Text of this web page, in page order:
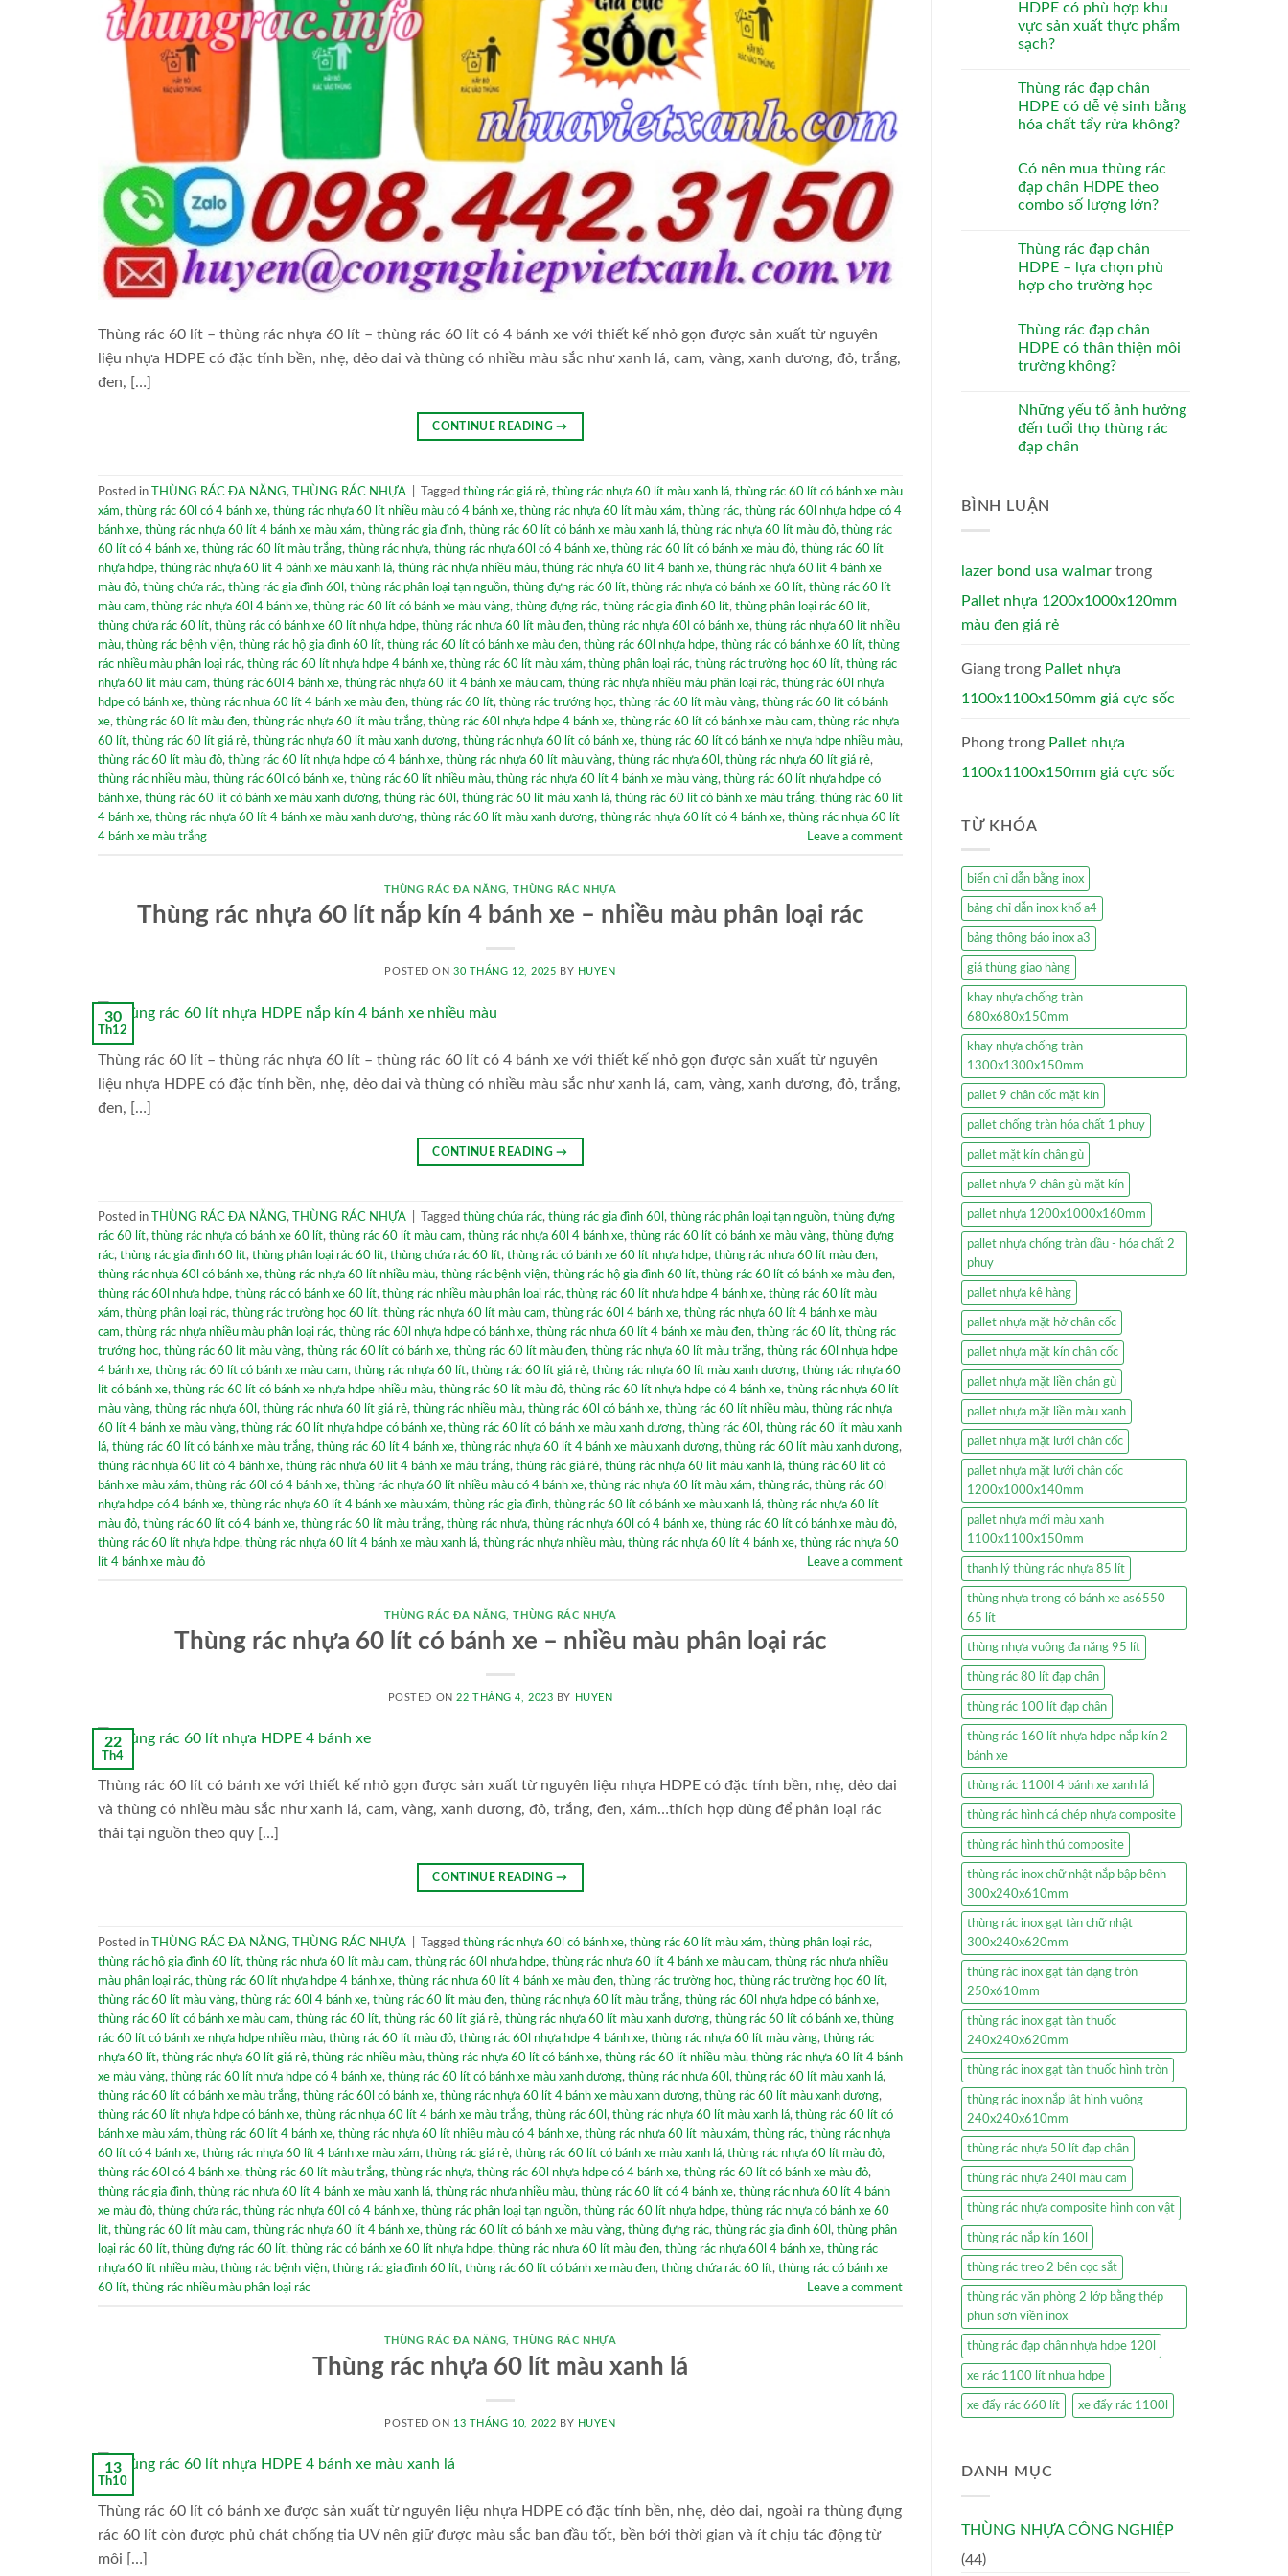
Thùng rác 60 lít – thùng rác nhựa 60 lít – thùng rác 60 lít có 4 bánh xe với thiết kế nhỏ gọn được sản xuất từ nguyên
liệu nhựa HDPE có đặc tính bền, nhẹ, dẻo dai và thùng có nhiều màu sắc như xanh lá, cam, vàng, xanh dương, đỏ, trắng,
đen, […]
CONTINUE READING→
Posted in THÙNG RÁC ĐA NĂNG, THÙNG RÁC NHỰA Tagged thùng rác giá rẻ, thùng rác nhựa 60 lít màu xanh lá, thùng rác 60 lít có bánh xe màu
xám, thùng rác 60l có 4 bánh xe, thùng rác nhựa 60 lít nhiều màu có 4 bánh xe, thùng rác nhựa 60 lít màu xám, thùng rác, thùng rác 60l nhựa hdpe có 4
bánh xe, thùng rác nhựa 60 lít 4 bánh xe màu xám, thùng rác gia đình, thùng rác 60 lít có bánh xe màu xanh lá, thùng rác nhựa 60 lít màu đỏ, thùng rác
60 lít có 4 bánh xe, thùng rác 60 lít màu trắng, thùng rác nhựa, thùng rác nhựa 60l có 4 bánh xe, thùng rác 60 lít có bánh xe màu đỏ, thùng rác 60 lít
nhựa hdpe, thùng rác nhựa 60 lít 4 bánh xe màu xanh lá, thùng rác nhựa nhiều màu, thùng rác nhựa 60 lít 4 bánh xe, thùng rác nhựa 60 lít 4 bánh xe
màu đỏ, thùng chứa rác, thùng rác gia đình 60l , thùng rác phân loại tạn nguồn, thùng đựng rác 60 lít, thùng rác nhựa có bánh xe 60 lít, thùng rác 60 lít
màu cam, thùng rác nhựa 60l 4 bánh xe, thùng rác 60 lít có bánh xe màu vàng, thùng đựng rác, thùng rác gia đình 60 lít, thùng phân loại rác 60 lít,
thùng chứa rác 60 lít, thùng rác có bánh xe 60 lít nhựa hdpe, thùng rác nhưa 60 lít màu đen, thùng rác nhựa 60l có bánh xe, thùng rác nhựa 60 lít nhiều
màu, thùng rác bệnh viện, thùng rác hộ gia đình 60 lít, thùng rác 60 lít có bánh xe màu đen, thùng rác 60l nhựa hdpe, thùng rác có bánh xe 60 lít, thùng
rác nhiều màu phân loại rác, thùng rác 60 lít nhựa hdpe 4 bánh xe, thùng rác 60 lít màu xám, thùng phân loại rác, thùng rác trường học 60 lít, thùng rác
nhựa 60 lít màu cam, thùng rác 60l 4 bánh xe, thùng rác nhựa 60 lít 4 bánh xe màu cam, thùng rác nhựa nhiều màu phân loại rác, thùng rác 60l nhựa
hdpe có bánh xe, thùng rác nhưa 60 lít 4 bánh xe màu đen, thùng rác 60 lít, thùng rác trướng học, thùng rác 60 lít màu vàng, thùng rác 60 lít có bánh
xe, thùng rác 60 lít màu đen, thùng rác nhựa 60 lít màu trắng, thùng rác 60l nhựa hdpe 4 bánh xe, thùng rác 60 lít có bánh xe màu cam, thùng rác nhựa
60 lít, thùng rác 60 lít giá rẻ, thùng rác nhựa 60 lít màu xanh dương, thùng rác nhựa 60 lít có bánh xe, thùng rác 60 lít có bánh xe nhựa hdpe nhiều màu,
thùng rác 60 lít màu đỏ, thùng rác 60 lít nhựa hdpe có 4 bánh xe, thùng rác nhựa 60 lít màu vàng, thùng rác nhựa 60l , thùng rác nhựa 60 lít giá rẻ,
thùng rác nhiều màu, thùng rác 60l có bánh xe, thùng rác 60 lít nhiều màu, thùng rác nhựa 60 lít 4 bánh xe màu vàng, thùng rác 60 lít nhựa hdpe có
bánh xe, thùng rác 60 lít có bánh xe màu xanh dương, thùng rác 60l , thùng rác 60 lít màu xanh lá, thùng rác 60 lít có bánh xe màu trắng, thùng rác 60 lít
4 bánh xe, thùng rác nhựa 60 lít 4 bánh xe màu xanh dương, thùng rác 60 lít màu xanh dương, thùng rác nhựa 60 lít có 4 bánh xe, thùng rác nhựa 60 lít
4 bánh xe màu trắng
Leave a comment
THÙNG RÁC ĐA NĂNG ,THÙNG RÁC NHỰA
Thùng rác nhựa 60 lít nắp kín 4 bánh xe – nhiều màu phân loại rác
POSTED ON 30 THÁNG 12, 2025 BY HUYEN
30
Th12
Thùng rác 60 lít – thùng rác nhựa 60 lít – thùng rác 60 lít có 4 bánh xe với thiết kế nhỏ gọn được sản xuất từ nguyên
liệu nhựa HDPE có đặc tính bền, nhẹ, dẻo dai và thùng có nhiều màu sắc như xanh lá, cam, vàng, xanh dương, đỏ, trắng,
đen, […]
CONTINUE READING→
Posted in THÙNG RÁC ĐA NĂNG, THÙNG RÁC NHỰA Tagged thùng chứa rác, thùng rác gia đình 60l , thùng rác phân loại tạn nguồn, thùng đựng
rác 60 lít, thùng rác nhựa có bánh xe 60 lít, thùng rác 60 lít màu cam, thùng rác nhựa 60l 4 bánh xe, thùng rác 60 lít có bánh xe màu vàng, thùng đựng
rác, thùng rác gia đình 60 lít, thùng phân loại rác 60 lít, thùng chứa rác 60 lít, thùng rác có bánh xe 60 lít nhựa hdpe, thùng rác nhưa 60 lít màu đen,
thùng rác nhựa 60l có bánh xe, thùng rác nhựa 60 lít nhiều màu, thùng rác bệnh viện, thùng rác hộ gia đình 60 lít, thùng rác 60 lít có bánh xe màu đen,
thùng rác 60l nhựa hdpe, thùng rác có bánh xe 60 lít, thùng rác nhiều màu phân loại rác, thùng rác 60 lít nhựa hdpe 4 bánh xe, thùng rác 60 lít màu
xám, thùng phân loại rác, thùng rác trường học 60 lít, thùng rác nhựa 60 lít màu cam, thùng rác 60l 4 bánh xe, thùng rác nhựa 60 lít 4 bánh xe màu
cam, thùng rác nhựa nhiều màu phân loại rác, thùng rác 60l nhựa hdpe có bánh xe, thùng rác nhưa 60 lít 4 bánh xe màu đen, thùng rác 60 lít, thùng rác
trướng học, thùng rác 60 lít màu vàng, thùng rác 60 lít có bánh xe, thùng rác 60 lít màu đen, thùng rác nhựa 60 lít màu trắng, thùng rác 60l nhựa hdpe
4 bánh xe, thùng rác 60 lít có bánh xe màu cam, thùng rác nhựa 60 lít, thùng rác 60 lít giá rẻ, thùng rác nhựa 60 lít màu xanh dương, thùng rác nhựa 60
lít có bánh xe, thùng rác 60 lít có bánh xe nhựa hdpe nhiều màu, thùng rác 60 lít màu đỏ, thùng rác 60 lít nhựa hdpe có 4 bánh xe, thùng rác nhựa 60 lít
màu vàng, thùng rác nhựa 60l , thùng rác nhựa 60 lít giá rẻ, thùng rác nhiều màu, thùng rác 60l có bánh xe, thùng rác 60 lít nhiều màu, thùng rác nhựa
60 lít 4 bánh xe màu vàng, thùng rác 60 lít nhựa hdpe có bánh xe, thùng rác 60 lít có bánh xe màu xanh dương, thùng rác 60l , thùng rác 60 lít màu xanh
lá, thùng rác 60 lít có bánh xe màu trắng, thùng rác 60 lít 4 bánh xe, thùng rác nhựa 60 lít 4 bánh xe màu xanh dương, thùng rác 60 lít màu xanh dương,
thùng rác nhựa 60 lít có 4 bánh xe, thùng rác nhựa 60 lít 4 bánh xe màu trắng, thùng rác giá rẻ, thùng rác nhựa 60 lít màu xanh lá, thùng rác 60 lít có
bánh xe màu xám, thùng rác 60l có 4 bánh xe, thùng rác nhựa 60 lít nhiều màu có 4 bánh xe, thùng rác nhựa 60 lít màu xám, thùng rác, thùng rác 60l
nhựa hdpe có 4 bánh xe, thùng rác nhựa 60 lít 4 bánh xe màu xám, thùng rác gia đình, thùng rác 60 lít có bánh xe màu xanh lá, thùng rác nhựa 60 lít
màu đỏ, thùng rác 60 lít có 4 bánh xe, thùng rác 60 lít màu trắng, thùng rác nhựa, thùng rác nhựa 60l có 4 bánh xe, thùng rác 60 lít có bánh xe màu đỏ,
thùng rác 60 lít nhựa hdpe, thùng rác nhựa 60 lít 4 bánh xe màu xanh lá, thùng rác nhựa nhiều màu, thùng rác nhựa 60 lít 4 bánh xe, thùng rác nhựa 60
lít 4 bánh xe màu đỏ
Leave a comment
THÙNG RÁC ĐA NĂNG ,THÙNG RÁC NHỰA
Thùng rác nhựa 60 lít có bánh xe – nhiều màu phân loại rác
POSTED ON22 THÁNG 4, 2023 BY HUYEN
22
Th4
Thùng rác 60 lít có bánh xe với thiết kế nhỏ gọn được sản xuất từ nguyên liệu nhựa HDPE có đặc tính bền, nhẹ, dẻo dai
và thùng có nhiều màu sắc như xanh lá, cam, vàng, xanh dương, đỏ, trắng, đen, xám…thích hợp dùng để phân loại rác
thải tại nguồn theo quy […]
CONTINUE READING→
Posted in THÙNG RÁC ĐA NĂNG, THÙNG RÁC NHỰA Tagged thùng rác nhựa 60l có bánh xe, thùng rác 60 lít màu xám, thùng phân loại rác,
thùng rác hộ gia đình 60 lít, thùng rác nhựa 60 lít màu cam, thùng rác 60l nhựa hdpe, thùng rác nhựa 60 lít 4 bánh xe màu cam, thùng rác nhựa nhiều
màu phân loại rác, thùng rác 60 lít nhựa hdpe 4 bánh xe, thùng rác nhưa 60 lít 4 bánh xe màu đen, thùng rác trường học, thùng rác trường học 60 lít,
thùng rác 60 lít màu vàng, thùng rác 60l 4 bánh xe, thùng rác 60 lít màu đen, thùng rác nhựa 60 lít màu trắng, thùng rác 60l nhựa hdpe có bánh xe,
thùng rác 60 lít có bánh xe màu cam, thùng rác 60 lít, thùng rác 60 lít giá rẻ, thùng rác nhựa 60 lít màu xanh dương, thùng rác 60 lít có bánh xe, thùng
rác 60 lít có bánh xe nhựa hdpe nhiều màu, thùng rác 60 lít màu đỏ, thùng rác 60l nhựa hdpe 4 bánh xe, thùng rác nhựa 60 lít màu vàng, thùng rác
nhựa 60 lít, thùng rác nhựa 60 lít giá rẻ, thùng rác nhiều màu, thùng rác nhựa 60 lít có bánh xe, thùng rác 60 lít nhiều màu, thùng rác nhựa 60 lít 4 bánh
xe màu vàng, thùng rác 60 lít nhựa hdpe có 4 bánh xe, thùng rác 60 lít có bánh xe màu xanh dương, thùng rác nhựa 60l , thùng rác 60 lít màu xanh lá,
thùng rác 60 lít có bánh xe màu trắng, thùng rác 60l có bánh xe, thùng rác nhựa 60 lít 4 bánh xe màu xanh dương, thùng rác 60 lít màu xanh dương,
thùng rác 60 lít nhựa hdpe có bánh xe, thùng rác nhựa 60 lít 4 bánh xe màu trắng, thùng rác 60l , thùng rác nhựa 60 lít màu xanh lá, thùng rác 60 lít có
bánh xe màu xám, thùng rác 60 lít 4 bánh xe, thùng rác nhựa 60 lít nhiều màu có 4 bánh xe, thùng rác nhựa 60 lít màu xám, thùng rác, thùng rác nhựa
60 lít có 4 bánh xe, thùng rác nhựa 60 lít 4 bánh xe màu xám, thùng rác giá rẻ, thùng rác 60 lít có bánh xe màu xanh lá, thùng rác nhựa 60 lít màu đỏ,
thùng rác 60l có 4 bánh xe, thùng rác 60 lít màu trắng, thùng rác nhựa, thùng rác 60l nhựa hdpe có 4 bánh xe, thùng rác 60 lít có bánh xe màu đỏ,
thùng rác gia đình, thùng rác nhựa 60 lít 4 bánh xe màu xanh lá, thùng rác nhựa nhiều màu, thùng rác 60 lít có 4 bánh xe, thùng rác nhựa 60 lít 4 bánh
xe màu đỏ, thùng chứa rác, thùng rác nhựa 60l có 4 bánh xe, thùng rác phân loại tạn nguồn, thùng rác 60 lít nhựa hdpe, thùng rác nhựa có bánh xe 60
lít, thùng rác 60 lít màu cam, thùng rác nhựa 60 lít 4 bánh xe, thùng rác 60 lít có bánh xe màu vàng, thùng đựng rác, thùng rác gia đình 60l , thùng phân
loại rác 60 lít, thùng đựng rác 60 lít, thùng rác có bánh xe 60 lít nhựa hdpe, thùng rác nhưa 60 lít màu đen, thùng rác nhựa 60l 4 bánh xe, thùng rác
nhựa 60 lít nhiều màu, thùng rác bệnh viện, thùng rác gia đình 60 lít, thùng rác 60 lít có bánh xe màu đen, thùng chứa rác 60 lít, thùng rác có bánh xe
60 lít, thùng rác nhiều màu phân loại rác Leave a comment
THÙNG RÁC ĐA NĂNG ,THÙNG RÁC NHỰA
Thùng rác nhựa 60 lít màu xanh lá
POSTED ON 13 THÁNG 10, 2022 BY HUYEN
13
Th10
Thùng rác 60 lít có bánh xe được sản xuất từ nguyên liệu nhựa HDPE có đặc tính bền, nhẹ, dẻo dai, ngoài ra thùng đựng
rác 60 lít còn được phủ chát chống tia UV nên giữ được màu sắc ban đầu tốt, bền bới thời gian và ít chịu tác động từ
môi […]
HDPE có phù hợp khu
vực sản xuất thực phẩm
sạch?
Thùng rác đạp chân
HDPE có dễ vệ sinh bằng
hóa chất tẩy rửa không?
Có nên mua thùng rác
đạp chân HDPE theo
combo số lượng lớn?
Thùng rác đạp chân
HDPE – lựa chọn phù
hợp cho trường học
Thùng rác đạp chân
HDPE có thân thiện môi
trường không?
Những yếu tố ảnh hưởng
đến tuổi thọ thùng rác
đạp chân
BÌNH LUẬN
lazer bond usa walmar trong
Pallet nhựa 1200x1000x120mm
màu đen giá rẻ
Giang trong Pallet nhựa
1100x1100x150mm giá cực sốc
Phong trong Pallet nhựa
1100x1100x150mm giá cực sốc
TỪ KHÓA
biển chỉ dẫn bằng inox
bảng chỉ dẫn inox khổ a4
bảng thông báo inox a3
giá thùng giao hàng
khay nhựa chống tràn
680x680x150mm
khay nhựa chống tràn
1300x1300x150mm
pallet 9 chân cốc mặt kín
pallet chống tràn hóa chất 1 phuy
pallet mặt kín chân gù
pallet nhựa 9 chân gù mặt kín
pallet nhựa 1200x1000x160mm
pallet nhựa chống tràn dầu - hóa chất 2
phuy
pallet nhựa kê hàng
pallet nhựa mặt hở chân cốc
pallet nhựa mặt kín chân cốc
pallet nhựa mặt liền chân gù
pallet nhựa mặt liền màu xanh
pallet nhựa mặt lưới chân cốc
pallet nhựa mặt lưới chân cốc
1200x1000x140mm
pallet nhựa mới màu xanh
1100x1100x150mm
thanh lý thùng rác nhựa 85 lít
thùng nhựa trong có bánh xe as6550
65 lít
thùng nhựa vuông đa năng 95 lít
thùng rác 80 lít đạp chân
thùng rác 100 lít đạp chân
thùng rác 160 lít nhựa hdpe nắp kín 2
bánh xe
thùng rác 1100l 4 bánh xe xanh lá
thùng rác hình cá chép nhựa composite
thùng rác hình thú composite
thùng rác inox chữ nhật nắp bập bênh
300x240x610mm
thùng rác inox gạt tàn chữ nhật
300x240x620mm
thùng rác inox gạt tàn dạng tròn
250x610mm
thùng rác inox gạt tàn thuốc
240x240x620mm
thùng rác inox gạt tàn thuốc hình tròn
thùng rác inox nắp lật hình vuông
240x240x610mm
thùng rác nhựa 50 lít đạp chân
thùng rác nhựa 240l màu cam
thùng rác nhựa composite hình con vật
thùng rác nắp kín 160l
thùng rác treo 2 bên cọc sắt
thùng rác văn phòng 2 lớp bằng thép
phun sơn viền inox
thùng rác đạp chân nhựa hdpe 120l
xe rác 1100 lít nhựa hdpe
xe đẩy rác 660 lít xe đẩy rác 1100l
DANH MỤC
THÙNG NHỰA CÔNG NGHIỆP
(44)